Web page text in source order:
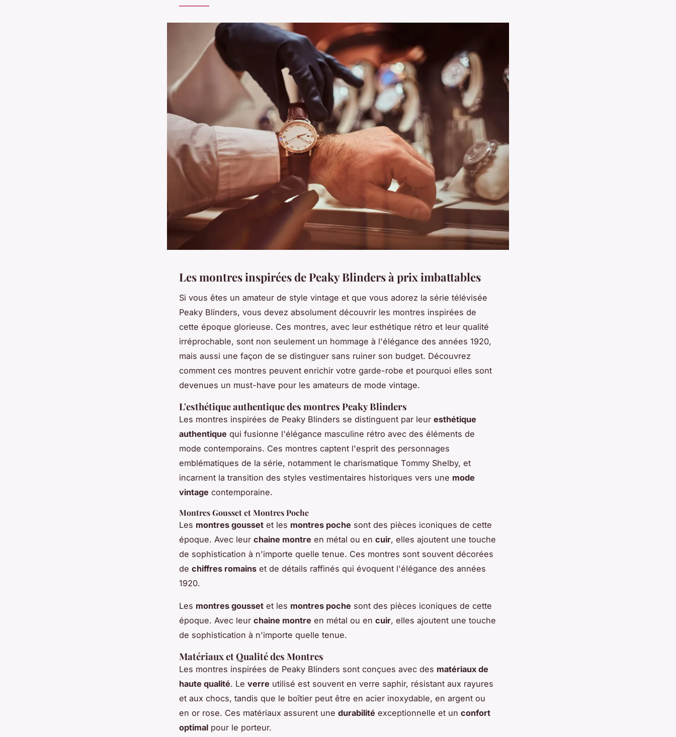
Les montres inspirées de Peaky Blinders à prix imbattables
Si vous êtes un amateur de style vintage et que vous adorez la série télévisée
Peaky Blinders, vous devez absolument découvrir les montres inspirées de
cette époque glorieuse. Ces montres, avec leur esthétique rétro et leur qualité
irréprochable, sont non seulement un hommage à l'élégance des années 1920,
mais aussi une façon de se distinguer sans ruiner son budget. Découvrez
comment ces montres peuvent enrichir votre garde-robe et pourquoi elles sont
devenues un must-have pour les amateurs de mode vintage.
L'esthétique authentique des montres Peaky Blinders
Les montres inspirées de Peaky Blinders se distinguent par leur esthétique
authentique qui fusionne l'élégance masculine rétro avec des éléments de
mode contemporains. Ces montres captent l'esprit des personnages
emblématiques de la série, notamment le charismatique Tommy Shelby, et
incarnent la transition des styles vestimentaires historiques vers une mode
vintage contemporaine.
Montres Gousset et Montres Poche
Les montres gousset et les montres poche sont des pièces iconiques de cette
époque. Avec leur chaine montre en métal ou en cuir, elles ajoutent une touche
de sophistication à n'importe quelle tenue. Ces montres sont souvent décorées
de chiffres romains et de détails raffinés qui évoquent l'élégance des années
1920.
Les montres gousset et les montres poche sont des pièces iconiques de cette
époque. Avec leur chaine montre en métal ou en cuir, elles ajoutent une touche
de sophistication à n'importe quelle tenue.
Matériaux et Qualité des Montres
Les montres inspirées de Peaky Blinders sont conçues avec des matériaux de
haute qualité. Le verre utilisé est souvent en verre saphir, résistant aux rayures
et aux chocs, tandis que le boîtier peut être en acier inoxydable, en argent ou
en or rose. Ces matériaux assurent une durabilité exceptionnelle et un confort
optimal pour le porteur.